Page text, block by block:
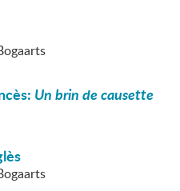
Un brin de causette